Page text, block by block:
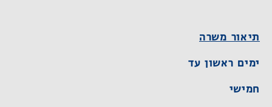
תיאור משרה
ימים ראשון עד
חמישי